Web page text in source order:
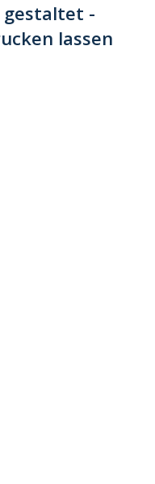
gestaltet -
lassen